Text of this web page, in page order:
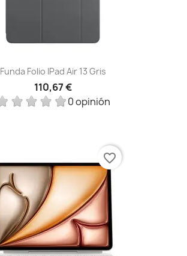
Funda Folio IPad Air 13 Gris
110,67 €
0 opinión
favorite_border